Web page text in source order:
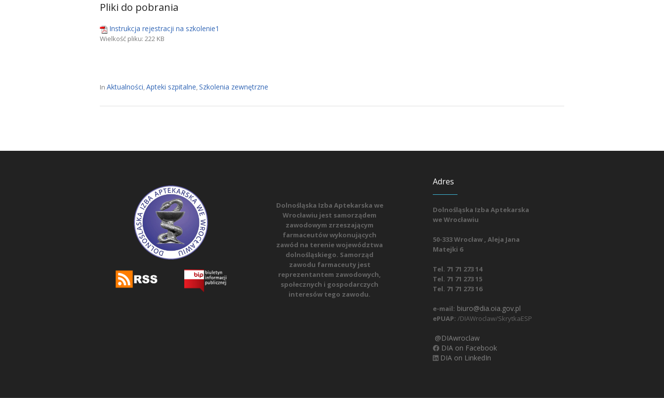
Pliki do pobrania
Instrukcja rejestracji na szkolenie1
Wielkość pliku: 222 KB
In Aktualności,Apteki szpitalne,Szkolenia zewnętrzne
Dolnośląska Izba Aptekarska we
Wrocławiu jest samorządem
zawodowym zrzeszającym
farmaceutów wykonujących
zawód na terenie województwa
dolnośląskiego. Samorząd
zawodu farmaceuty jest
reprezentantem zawodowych,
społecznych i gospodarczych
interesów tego zawodu.
Adres
Dolnośląska Izba Aptekarska
we Wrocławiu
50-333 Wrocław , Aleja Jana
Matejki 6
Tel. 71 71 273 14
Tel. 71 71 273 15
Tel. 71 71 273 16
e-mail: biuro@dia.oia.gov.pl
ePUAP: /DIAWroclaw/SkrytkaESP
@DIAwroclaw
DIA on Facebook
DIA on LinkedIn